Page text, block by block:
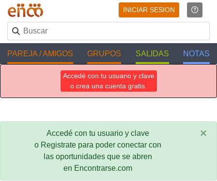
INICIAR SESION
PAREJA / AMIGOS GRUPOS SALIDAS NOTAS
Accedé con tu usuario y clave
o crea una cuenta gratis.
Accedé con tu usuario y clave
o Registrate para poder conectar con
las oportunidades que se abren
en Encontrarse.com
×